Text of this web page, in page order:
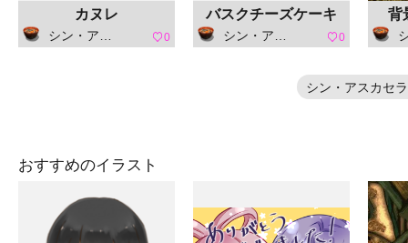
カヌレ
シン・アスカセラ 0
バスクチーズケーキ
シン・アスカセラ 0
背
シ
シン・アスカセ
おすすめのイラスト